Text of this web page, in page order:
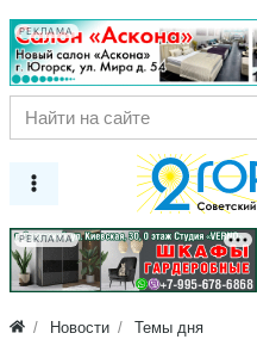
РЕКЛАМА
РЕКЛАМА
Новости Темы дня